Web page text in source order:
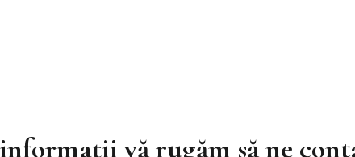
vă rugăm să ne